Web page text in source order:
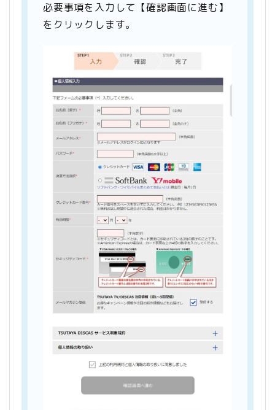
必要事項を入力して【確認画面に進む】
をクリックします。